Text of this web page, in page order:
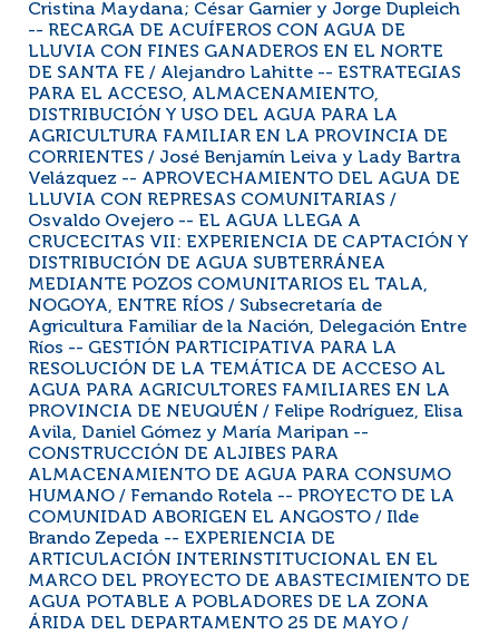
Cristina Maydana; César Garnier y Jorge Dupleich
-- RECARGA DE ACUÍFEROS CON AGUA DE
LLUVIA CON FINES GANADEROS EN EL NORTE
DE SANTA FE / Alejandro Lahitte -- ESTRATEGIAS
PARA EL ACCESO, ALMACENAMIENTO,
DISTRIBUCIÓN Y USO DEL AGUA PARA LA
AGRICULTURA FAMILIAR EN LA PROVINCIA DE
CORRIENTES / José Benjamín Leiva y Lady Bartra
Velázquez -- APROVECHAMIENTO DEL AGUA DE
LLUVIA CON REPRESAS COMUNITARIAS /
Osvaldo Ovejero -- EL AGUA LLEGA A
CRUCECITAS VII: EXPERIENCIA DE CAPTACIÓN Y
DISTRIBUCIÓN DE AGUA SUBTERRÁNEA
MEDIANTE POZOS COMUNITARIOS EL TALA,
NOGOYA, ENTRE RÍOS / Subsecretaría de
Agricultura Familiar de la Nación, Delegación Entre
Ríos -- GESTIÓN PARTICIPATIVA PARA LA
RESOLUCIÓN DE LA TEMÁTICA DE ACCESO AL
AGUA PARA AGRICULTORES FAMILIARES EN LA
PROVINCIA DE NEUQUÉN / Felipe Rodríguez, Elisa
Avila, Daniel Gómez y María Maripan --
CONSTRUCCIÓN DE ALJIBES PARA
ALMACENAMIENTO DE AGUA PARA CONSUMO
HUMANO / Fernando Rotela -- PROYECTO DE LA
COMUNIDAD ABORIGEN EL ANGOSTO / Ilde
Brando Zepeda -- EXPERIENCIA DE
ARTICULACIÓN INTERINSTITUCIONAL EN EL
MARCO DEL PROYECTO DE ABASTECIMIENTO DE
AGUA POTABLE A POBLADORES DE LA ZONA
ÁRIDA DEL DEPARTAMENTO 25 DE MAYO /